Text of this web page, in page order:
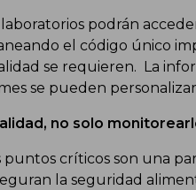
podrán
el código único
se requieren. La
se pueden
no solo
puntos críticos son una
la seguridad